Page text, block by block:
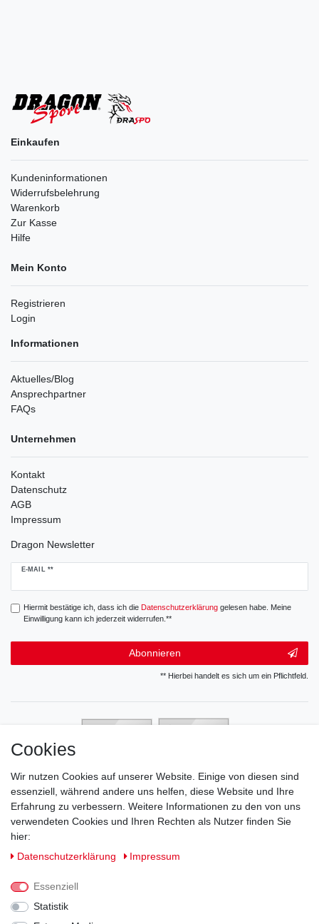
Einkaufen
Kundeninformationen
Widerrufsbelehrung
Warenkorb
Zur Kasse
Hilfe
Mein Konto
Registrieren
Login
Informationen
Aktuelles/Blog
Ansprechpartner
FAQs
Unternehmen
Kontakt
Datenschutz
AGB
Impressum
Dragon Newsletter
E-MAIL **
Newsletter
Hiermit bestätige ich, dass ich die Daten­schutz­erklärunggelesen habe. Meine
Einwilligung kann ich jederzeit widerrufen.**
Abonnieren
** Hierbei handelt es sich um ein Pflichtfeld.
Cookies
Wir nutzen Cookies auf unserer Website. Einige von diesen sind
essenziell, während andere uns helfen, diese Website und Ihre
Erfahrung zu verbessern. Weitere Informationen zu den von uns
verwendeten Cookies und Ihren Rechten als Nutzer finden Sie
hier:
Daten­schutz­erklärung
Impressum
Essenziell
Statistik